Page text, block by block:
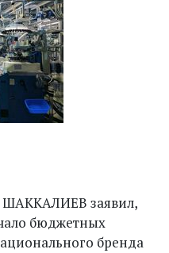
ШАККАЛИЕВ заявил,
бюджетных
бренда